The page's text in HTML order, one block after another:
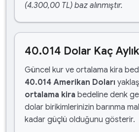
(4.300,00 TL) baz alınmıştır.
40.014 Dolar Kaç
Güncel kur ve ortalama kira
40.014 Amerikan Doları
ortalama kira bedeline denk
dolar birikimlerinizin barınma
kadar güçlü olduğunu gösterir.